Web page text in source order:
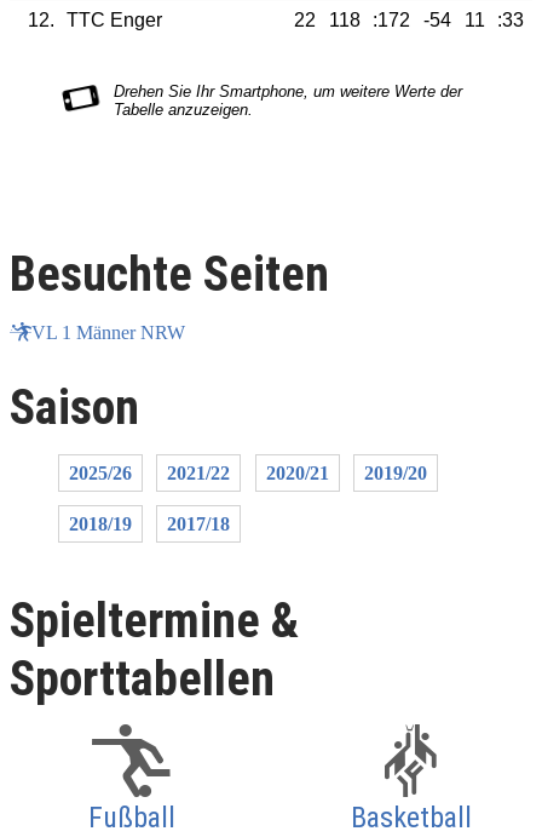
12.
TTC Enger 22 118 :172 -54 11 :33
Besuchte Seiten
VL 1 Männer NRW
Saison
2025/26 2021/22 2020/21 2019/20
2018/19 2017/18
Spieltermine &
Sporttabellen
Fußball Basketball